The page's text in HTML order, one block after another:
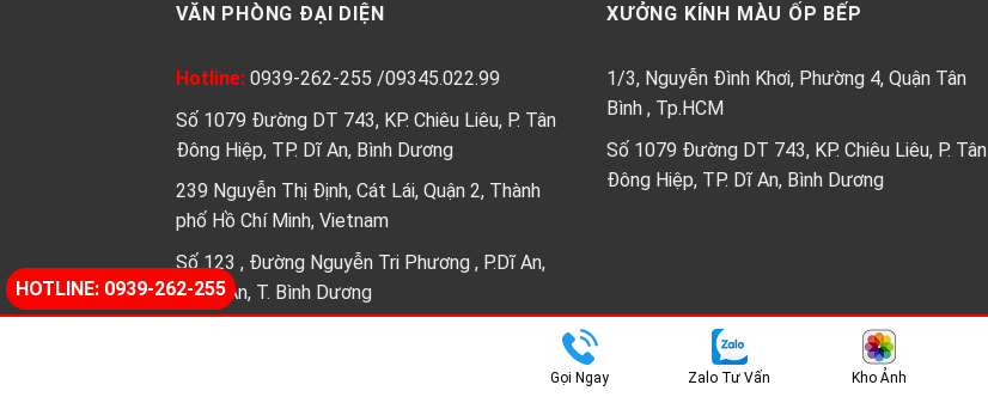
HOTLINE: 0939-262-255
Gọi Ngay Zalo Tư Vấn Kho Ảnh
VĂN PHÒNG ĐẠI DIỆN
Hotline: 0939-262-255 /09345.022.99
Số 1079 Đường DT 743, KP. Chiêu Liêu, P. Tân
Đông Hiệp, TP. Dĩ An, Bình Dương
239 Nguyễn Thị Định, Cát Lái, Quận 2, Thành
phố Hồ Chí Minh, Vietnam
Số 123 , Đường Nguyễn Tri Phương , P.Dĩ An,
Tp.Dĩ An, T. Bình Dương
XƯỞNG KÍNH MÀU ỐP BẾP
1/3, Nguyễn Đình Khơi, Phường 4, Quận Tân
Bình , Tp.HCM
Số 1079 Đường DT 743, KP. Chiêu Liêu, P. Tân
Đông Hiệp, TP. Dĩ An, Bình Dương
Copyright 2026 © Kính ốp bêp Thành Phát